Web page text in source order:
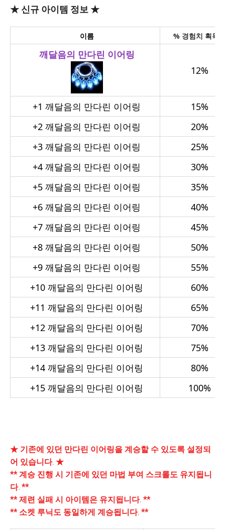
★ 신규 아이템 정보 ★
이름 % 경험치 획득
깨달음의 만다린 이어링
12%
+1 깨달음의 만다린 이어링
15%
+2 깨달음의 만다린 이어링
20%
+3 깨달음의 만다린 이어링
25%
+4 깨달음의 만다린 이어링
30%
+5 깨달음의 만다린 이어링
35%
+6 깨달음의 만다린 이어링
40%
+7 깨달음의 만다린 이어링
45%
+8 깨달음의 만다린 이어링
50%
+9 깨달음의 만다린 이어링
55%
+10 깨달음의 만다린 이어링
60%
+11 깨달음의 만다린 이어링
65%
+12 깨달음의 만다린 이어링
70%
+13 깨달음의 만다린 이어링
75%
+14 깨달음의 만다린 이어링
80%
+15 깨달음의 만다린 이어링 100%
★ 기존에 있던 만다린 이어링을 계승할 수 있도록 설정되
어 있습니다. ★
** 계승 진행 시 기존에 있던 마법 부여 스크롤도 유지됩니
다. **
** 제련 실패 시 아이템은 유지됩니다. **
** 소켓 루닉도 동일하게 계승됩니다. **